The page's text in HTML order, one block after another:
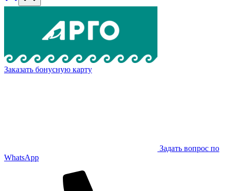
Заказать бонусную карту
Задать вопрос по
WhatsApp